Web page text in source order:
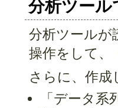
分析ツー
分析ツールが
操作をして、
さらに、作
「データ